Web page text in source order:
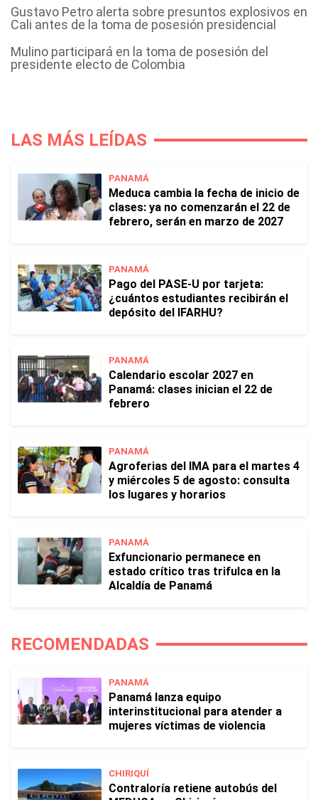
Gustavo Petro alerta sobre presuntos explosivos en
Cali antes de la toma de posesión presidencial
Mulino participará en la toma de posesión del
presidente electo de Colombia
LAS MÁS LEÍDAS
PANAMÁ
Meduca cambia la fecha de inicio de
clases: ya no comenzarán el 22 de
febrero, serán en marzo de 2027
PANAMÁ
Pago del PASE-U por tarjeta:
¿cuántos estudiantes recibirán el
depósito del IFARHU?
PANAMÁ
Calendario escolar 2027 en
Panamá: clases inician el 22 de
febrero
PANAMÁ
Agroferias del IMA para el martes 4
y miércoles 5 de agosto: consulta
los lugares y horarios
PANAMÁ
Exfuncionario permanece en
estado crítico tras trifulca en la
Alcaldía de Panamá
RECOMENDADAS
PANAMÁ
Panamá lanza equipo
interinstitucional para atender a
mujeres víctimas de violencia
CHIRIQUÍ
Contraloría retiene autobús del